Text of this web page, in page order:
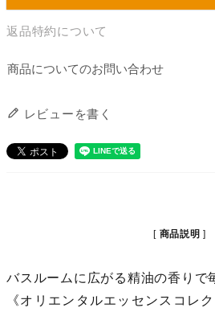
返品特約について
商品についてのお問い合わせ
レビューを書く
商品説明
バスルームに広がる精油の香りで
《オリエンタルエッセンスコレ